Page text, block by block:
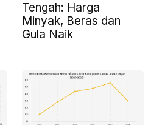
Tengah: Harga
Minyak, Beras dan
Gula Naik